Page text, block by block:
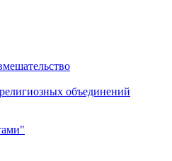
объединений